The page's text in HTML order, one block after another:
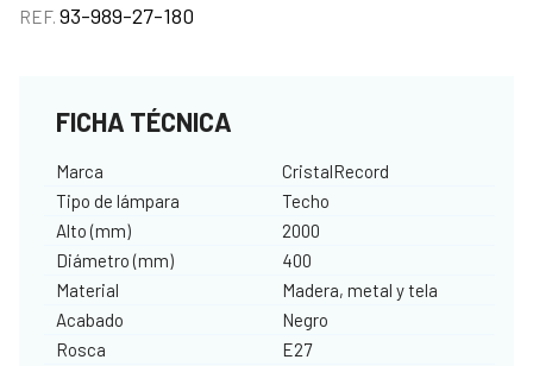
REF. 93-989-27-180
FICHA TÉCNICA
Marca
CristalRecord
Tipo de lámpara
Techo
Alto (mm)
2000
Diámetro (mm)
400
Material
Madera, metal y tela
Acabado
Negro
Rosca
E27